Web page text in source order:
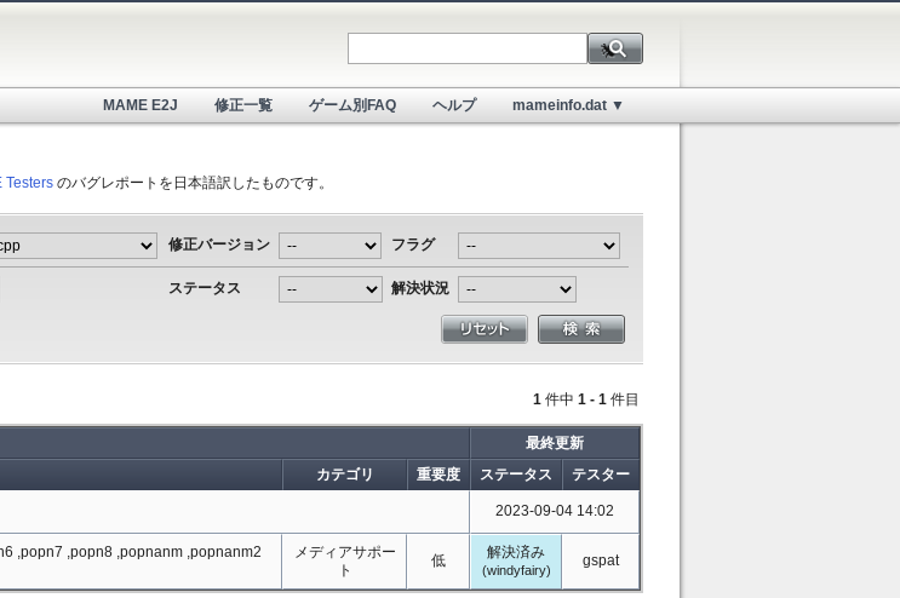
MAME E2J 修正一覧 ゲーム別FAQ ヘルプ mameinfo.dat ▼
Testers のバグレポートを日本語訳したものです。
修正バージョン フラグ
ステータス 解決状況
1 件中 1 - 1 件目
最終更新
カテゴリ 重要度 ステータス テスター
2023-09-04 14:02
,popn7 ,popn8 ,popnanm ,popnanm2
メディアサポー
ト
低 解決済み
(windyfairy)
gspat